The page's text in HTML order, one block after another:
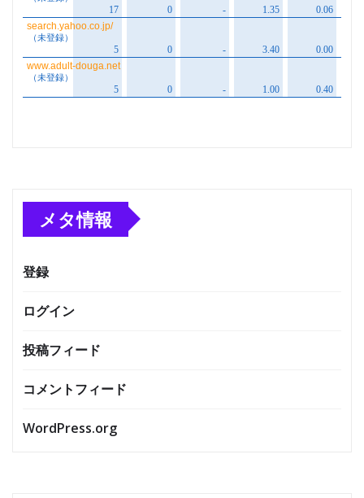
メタ情報
登録
ログイン
投稿フィード
コメントフィード
WordPress.org